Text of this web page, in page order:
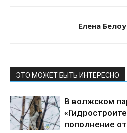
Елена
ЭТО МОЖЕТ БЫТЬ ИНТЕРЕСНО
В волжском
пополнение